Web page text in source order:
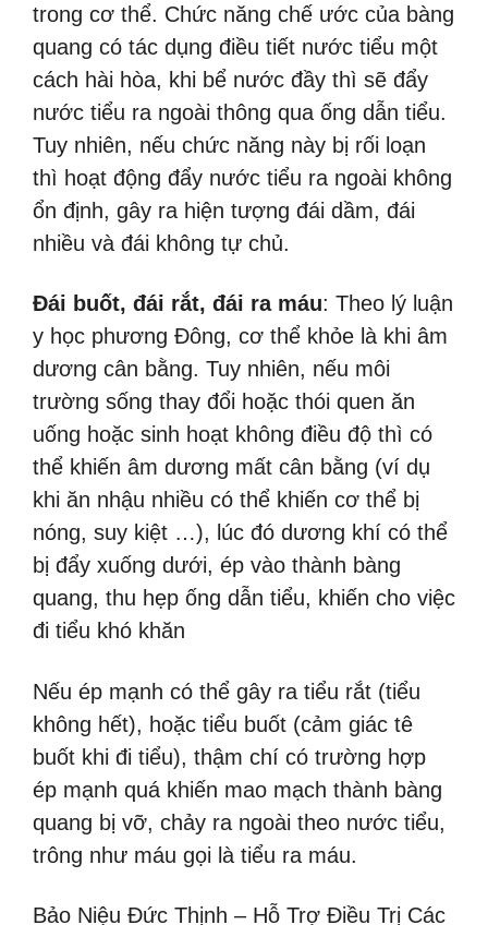
trong cơ thể. Chức năng chế ước của bàng
quang có tác dụng điều tiết nước tiểu một
cách hài hòa, khi bể nước đầy thì sẽ đẩy
nước tiểu ra ngoài thông qua ống dẫn tiểu.
Tuy nhiên, nếu chức năng này bị rối loạn
thì hoạt động đẩy nước tiểu ra ngoài không
ổn định, gây ra hiện tượng đái dầm, đái
nhiều và đái không tự chủ.
Đái buốt, đái rắt, đái ra máu: Theo lý luận
y học phương Đông, cơ thể khỏe là khi âm
dương cân bằng. Tuy nhiên, nếu môi
trường sống thay đổi hoặc thói quen ăn
uống hoặc sinh hoạt không điều độ thì có
thể khiến âm dương mất cân bằng (ví dụ
khi ăn nhậu nhiều có thể khiến cơ thể bị
nóng, suy kiệt …), lúc đó dương khí có thể
bị đẩy xuống dưới, ép vào thành bàng
quang, thu hẹp ống dẫn tiểu, khiến cho việc
đi tiểu khó khăn
Nếu ép mạnh có thể gây ra tiểu rắt (tiểu
không hết), hoặc tiểu buốt (cảm giác tê
buốt khi đi tiểu), thậm chí có trường hợp
ép mạnh quá khiến mao mạch thành bàng
quang bị vỡ, chảy ra ngoài theo nước tiểu,
trông như máu gọi là tiểu ra máu.
Bảo Niệu Đức Thịnh – Hỗ Trợ Điều Trị Các